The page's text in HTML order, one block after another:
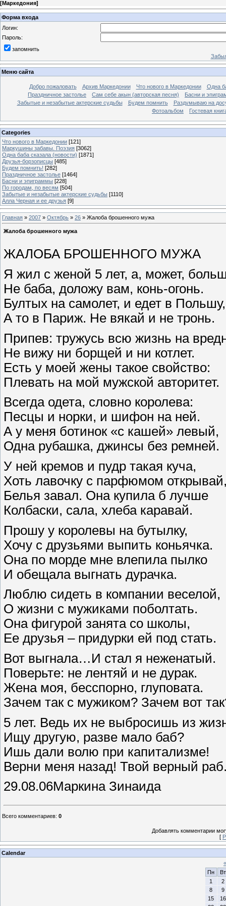
[Маркедония]
Форма входа
Логин:
Пароль:
запомнить
Меню сайта
Добро пожаловать Архив Маркедонии Что нового в Маркедонии
Одна
Праздничное застолье
Сам себе акын (авторская песня)
Басни и
Забытые и незабытые актерские судьбы
Будем помнить
Раздумываю на
Фотоальбом
Гостевая
Categories
Что нового в Маркедонии [121]
Маркушины забавы. Поэзия [3062]
Одна баба сказала (новости) [1871]
Друзья-борзописцы [485]
Будем помнить! [282]
Праздничное застолье [1464]
Басни и эпиграммы [228]
По городам, по весям [504]
Забытые и незабытые актерские судьбы [1110]
Алла Черная и ее друзья [9]
Главная » 2007 » Октябрь » 26 » Жалоба брошенного мужа
Жалоба брошенного мужа
ЖАЛОБА БРОШЕННОГО МУЖА
Я жил с женой 5 лет, а, может,
Не баба, доложу вам, конь-огонь.
Бултых на самолет, и едет в Польшу,
А то в Париж. Не вякай и не тронь.
Припев: тружусь всю жизнь на
Не вижу ни борщей и ни котлет.
Есть у моей жены такое свойство:
Плевать на мой мужской авторитет.
Всегда одета, словно королева:
Песцы и норки, и шифон на ней.
А у меня ботинок «с кашей» левый,
Одна рубашка, джинсы без ремней.
У ней кремов и пудр такая куча,
Хоть лавочку с парфюмом
Белья завал. Она купила б лучше
Колбаски, сала, хлеба каравай.
Прошу у королевы на бутылку,
Хочу с друзьями выпить коньячка.
Она по морде мне влепила пылко
И обещала выгнать дурачка.
Люблю сидеть в компании веселой,
О жизни с мужиками поболтать.
Она фигурой занята со школы,
Ее друзья – придурки ей под стать.
Вот выгнала…И стал я неженатый.
Поверьте: не лентяй и не дурак.
Жена моя, бесспорно, глуповата.
Зачем так с мужиком? Зачем вот
5 лет. Ведь их не выбросишь из
Ищу другую, разве мало баб?
Ишь дали волю при капитализме!
Верни меня назад! Твой верный
29.08.06Маркина Зинаида
Всего комментариев: 0
Добавлять комментарии
[
Calendar
«
Пн
Вт
1
2
8
9
15
16